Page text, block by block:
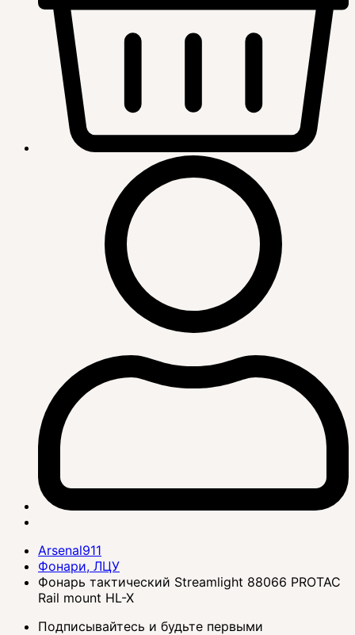
Arsenal911
Фонари, ЛЦУ
Фонарь тактический Streamlight 88066 PROTAC
Rail mount HL-X
Подписывайтесь и будьте первыми